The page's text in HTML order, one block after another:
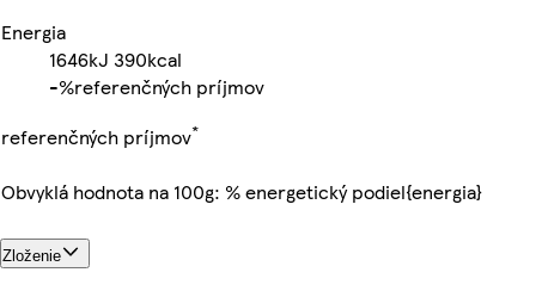
Energia
1646kJ 390kcal
-%referenčných príjmov
referenčných príjmov*
Obvyklá hodnota na 100g: % energetický podiel{energia}
Zloženie